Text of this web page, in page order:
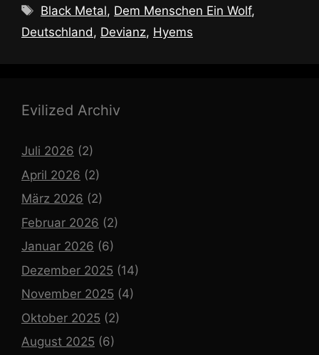
Schlagwörter
Black Metal, Dem Menschen Ein Wolf,
Deutschland, Devianz, Hyems
Evilized Archiv
Juli 2026 (2)
April 2026 (2)
März 2026 (2)
Februar 2026 (2)
Januar 2026 (6)
Dezember 2025 (14)
November 2025 (4)
Oktober 2025 (2)
August 2025 (6)